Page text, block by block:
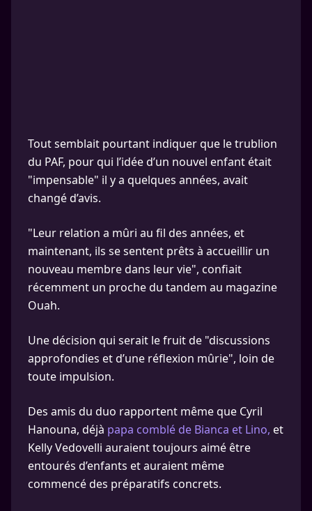
Tout semblait pourtant indiquer que le trublion
du PAF, pour qui l’idée d’un nouvel enfant était
"impensable" il y a quelques années, avait
changé d’avis.
"Leur relation a mûri au fil des années, et
maintenant, ils se sentent prêts à accueillir un
nouveau membre dans leur vie", confiait
récemment un proche du tandem au magazine
Ouah.
Une décision qui serait le fruit de "discussions
approfondies et d’une réflexion mûrie", loin de
toute impulsion.
Des amis du duo rapportent même que Cyril
Hanouna, déjà papa comblé de Bianca et Lino, et
Kelly Vedovelli auraient toujours aimé être
entourés d’enfants et auraient même
commencé des préparatifs concrets.